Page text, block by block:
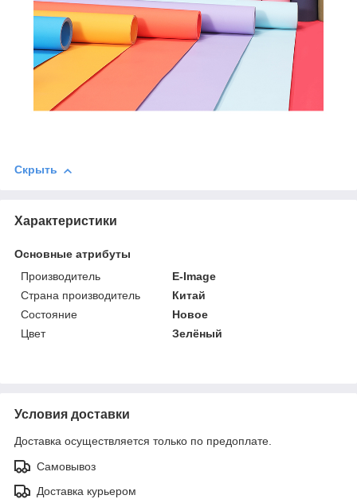
Скрыть
Характеристики
Основные атрибуты
Производитель
E-Image
Страна производитель
Китай
Состояние
Новое
Цвет
Зелёный
Условия доставки
Доставка осуществляется только по предоплате.
Самовывоз
Доставка курьером